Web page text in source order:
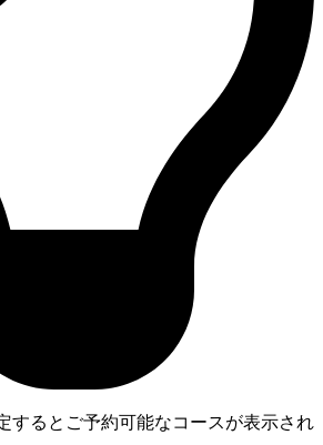
するとご予約可能なコースが表示され